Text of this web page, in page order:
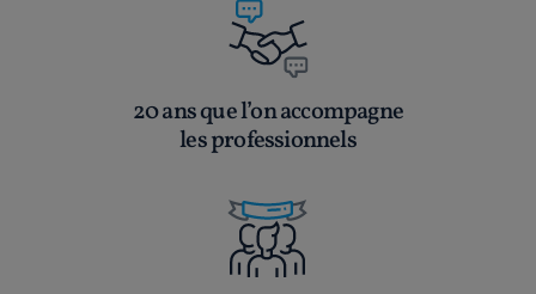
20 ans que l’on accompagne
les professionnels